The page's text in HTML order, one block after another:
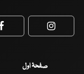
Facebook
صفحۂ اول